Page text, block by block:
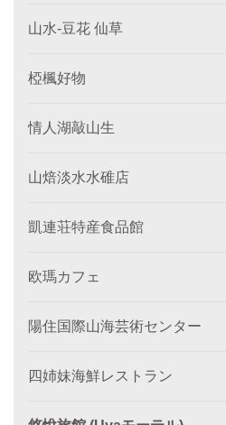
山水-豆花 仙草
椏楓好物
情人湖敲山生
山焙淡水水碓店
凱連荘特産食品館
欧瑪カフェ
陽住国際山海芸術センター
四姉妹海鮮レストラン